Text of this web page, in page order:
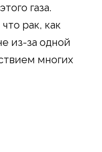
газа.
рак, как
из-за одной
многих